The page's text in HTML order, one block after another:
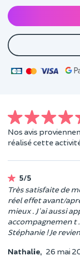
Nos avis
réalisé cette
5/5
Très satisfaite de
réel effet avant/
mieux . J'ai aussi
accompagnemen t
Stéphanie ! Je
Nathalie, 26 mai